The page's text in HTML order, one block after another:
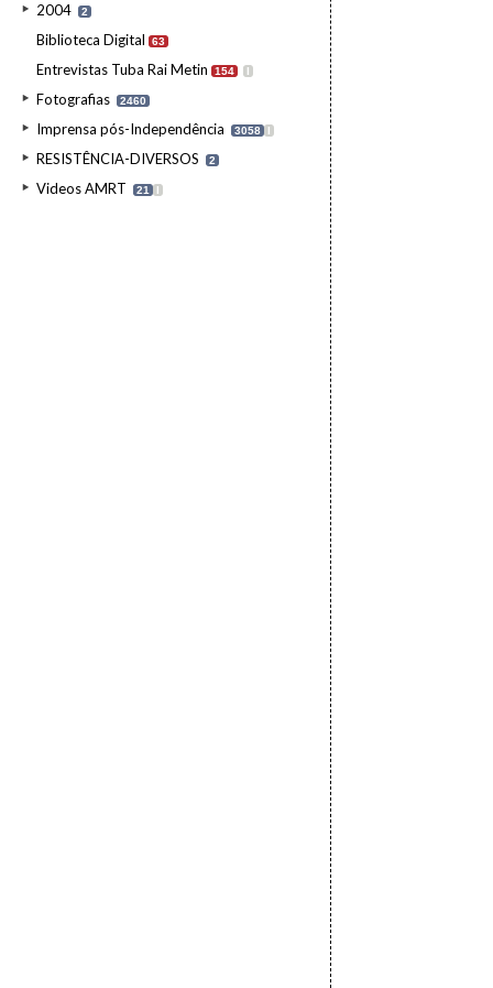
2004 2
Biblioteca Digital 63
Entrevistas Tuba Rai Metin 154 I
Fotografias 2460
Imprensa pós-Independência 3058 I
RESISTÊNCIA-DIVERSOS 2
Videos AMRT 21 I